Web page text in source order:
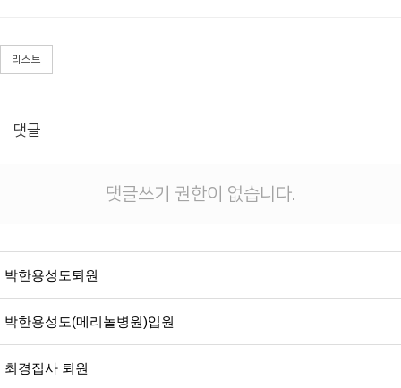
리스트
댓글
댓글쓰기 권한이 없습니다.
박한용성도퇴원
박한용성도(메리놀병원)입원
최경집사 퇴원